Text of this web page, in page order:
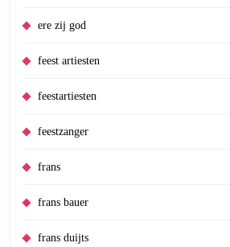
ere zij god
feest artiesten
feestartiesten
feestzanger
frans
frans bauer
frans duijts